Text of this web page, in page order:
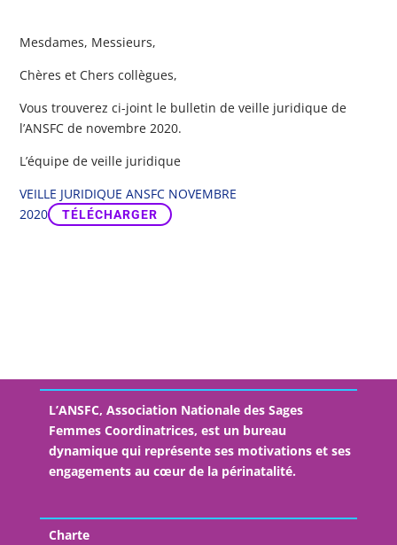
Mesdames, Messieurs,
Chères et Chers collègues,
Vous trouverez ci-joint le bulletin de veille juridique de
l’ANSFC de novembre 2020.
L’équipe de veille juridique
VEILLE JURIDIQUE ANSFC NOVEMBRE
2020
TÉLÉCHARGER
L’ANSFC, Association Nationale des Sages
Femmes Coordinatrices, est un bureau
dynamique qui représente ses motivations et ses
engagements au cœur de la périnatalité.
Charte